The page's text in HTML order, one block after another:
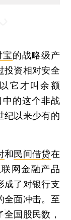
宝的战略级产
投资相对安全
它才叫余额
中的这个非战
纪以来少有的
和民间借贷在
网金融产品
成了对银行支
全面冲击。至
国股民数，